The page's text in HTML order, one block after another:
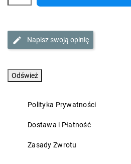
Napisz swoją opinię
Polityka Prywatności
Dostawa i Płatność
Zasady Zwrotu